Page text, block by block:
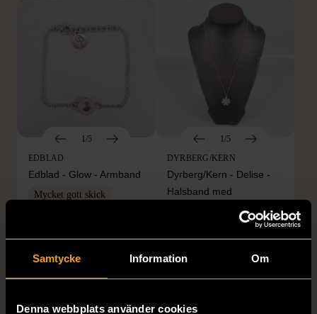
Samtycke Information Om
Denna webbplats använder cookies
1/5
EDBLAD
Edblad - Glow - Armband
Mycket gott skick
1/5
DYRBERG/KERN
Dyrberg/Kern - Delise -
Halsband med
blomformat hänge
249 kr